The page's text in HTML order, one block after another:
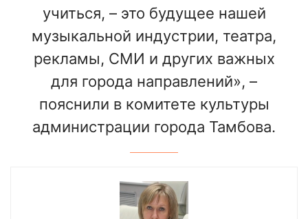
учиться, – это будущее нашей
музыкальной индустрии, театра,
рекламы, СМИ и других важных
для города направлений», –
пояснили в комитете культуры
администрации города Тамбова.